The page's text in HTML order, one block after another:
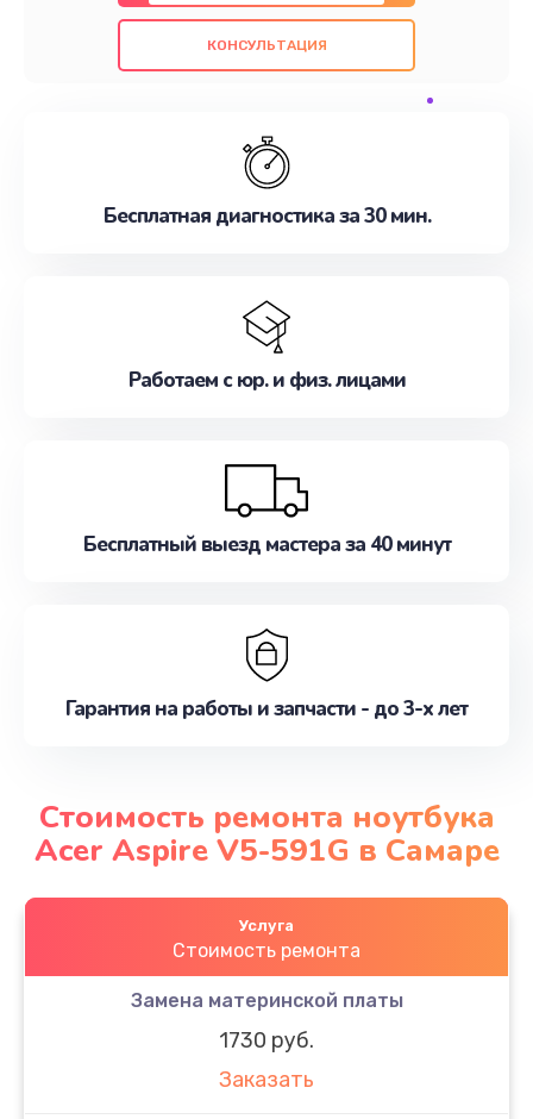
также гарантируем качество всех
проведенных работ. Наша цель - предоставить
наилучшим образом. Не медлите записаться на
КОНСУЛЬТАЦИЯ
Бесплатная диагностика за 30 мин.
Работаем с юр. и физ. лицами
Бесплатный выезд мастера за 40 минут
Гарантия на работы и запчасти - до 3-х лет
Стоимость ремонта ноутбука
Acer Aspire V5-591G в Самаре
Услуга
Стоимость ремонта
Замена материнской платы
1730 руб.
Заказать